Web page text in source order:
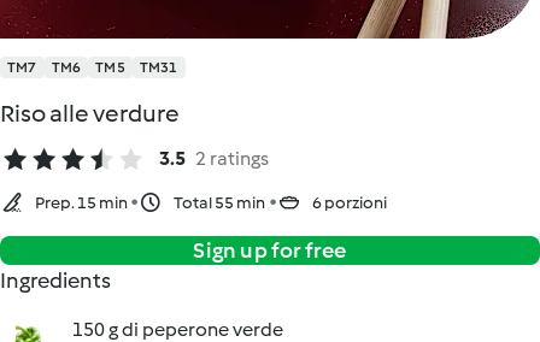
TM7 TM6 TM5 TM31
Riso alle verdure
3.5 2 ratings
Prep. 15 min Total 55 min 6 porzioni
Sign up for free
Ingredients
150 g di peperone verde